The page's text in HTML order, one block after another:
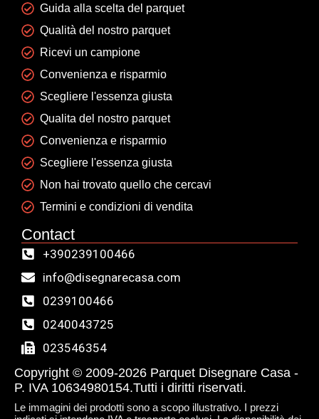
Guida alla scelta del parquet
Qualità del nostro parquet
Ricevi un campione
Convenienza e risparmio
Scegliere l'essenza giusta
Qualita del nostro parquet
Convenienza e risparmio
Scegliere l'essenza giusta
Non hai trovato quello che cercavi
Termini e condizioni di vendita
Contact
+390239100466
info@disegnarecasa.com
0239100466
0240043725
023546354
Copyright © 2009-2026 Parquet Disegnare Casa -
P. IVA 10634980154.Tutti i diritti riservati.
Le immagini dei prodotti sono a scopo illustrativo. I prezzi